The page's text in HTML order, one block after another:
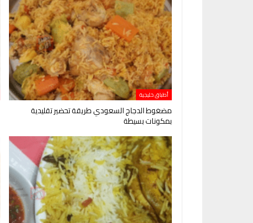
أطباق خليجية
مضغوط الدجاج السعودي طريقة تحضير تقليدية
بمكونات بسيطة